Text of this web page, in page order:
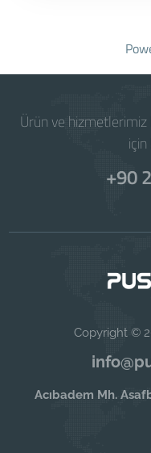
Ürün ve hizmetlerimiz
+90
Copyright ©
Acıbadem Mh.